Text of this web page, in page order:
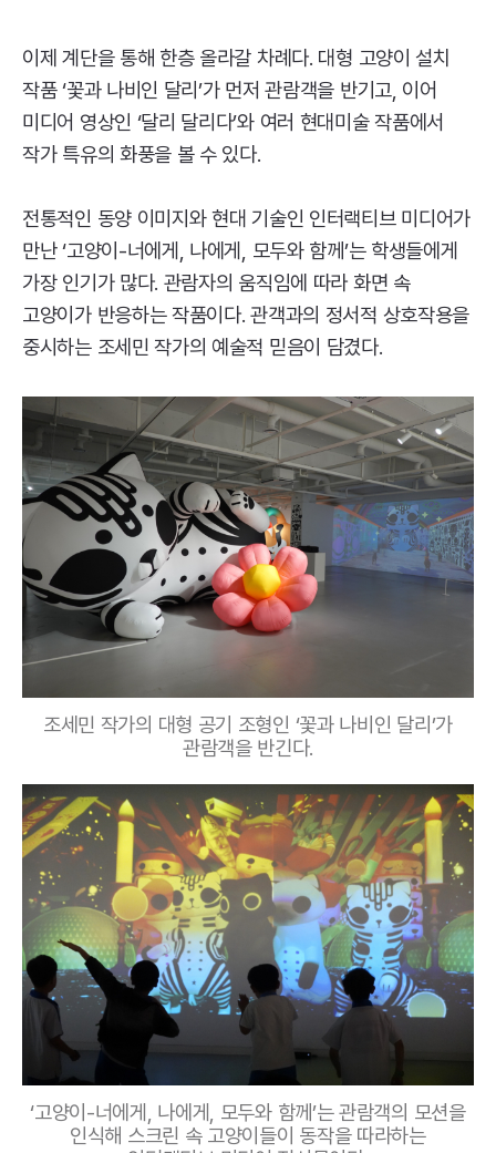
이제 계단을 통해 한층 올라갈 차례다. 대형 고양이 설치
작품 ‘꽃과 나비인 달리’가 먼저 관람객을 반기고, 이어
미디어 영상인 ‘달리 달리다’와 여러 현대미술 작품에서
작가 특유의 화풍을 볼 수 있다.
전통적인 동양 이미지와 현대 기술인 인터랙티브 미디어가
만난 ‘고양이-너에게, 나에게, 모두와 함께’는 학생들에게
가장 인기가 많다. 관람자의 움직임에 따라 화면 속
고양이가 반응하는 작품이다. 관객과의 정서적 상호작용을
중시하는 조세민 작가의 예술적 믿음이 담겼다.
조세민 작가의 대형 공기 조형인 ‘꽃과 나비인 달리’가
관람객을 반긴다.
‘고양이-너에게, 나에게, 모두와 함께’는 관람객의 모션을
인식해 스크린 속 고양이들이 동작을 따라하는